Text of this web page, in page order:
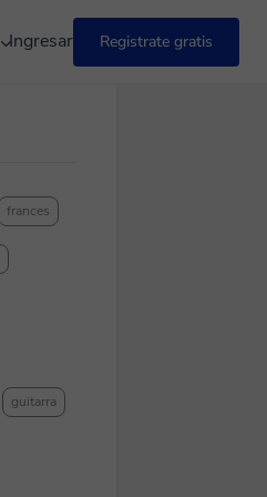
Ingresar Registrate gratis
frances
guitarra